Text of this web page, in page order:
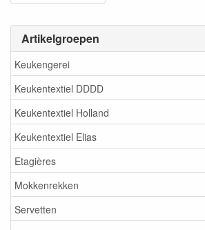
Artikelgroepen
Keukengerei
Keukentextiel DDDD
Keukentextiel Holland
Keukentextiel Elias
Etagières
Mokkenrekken
Servetten